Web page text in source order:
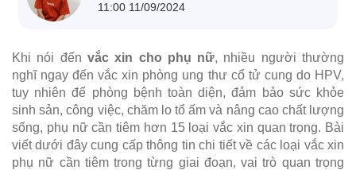
11:00 11/09/2024
Khi nói đến vắc xin cho phụ nữ, nhiều người thường
nghĩ ngay đến vắc xin phòng ung thư cổ tử cung do HPV,
tuy nhiên để phòng bệnh toàn diện, đảm bảo sức khỏe
sinh sản, công việc, chăm lo tổ ấm và nâng cao chất lượng
sống, phụ nữ cần tiêm hơn 15 loại vắc xin quan trọng. Bài
viết dưới đây cung cấp thông tin chi tiết về các loại vắc xin
phụ nữ cần tiêm trong từng giai đoạn, vai trò quan trọng